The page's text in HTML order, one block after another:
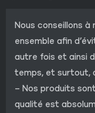
Nous conseillons à
ensemble afin
autre fois et ainsi
temps, et surtout,
– Nos produits
qualité est